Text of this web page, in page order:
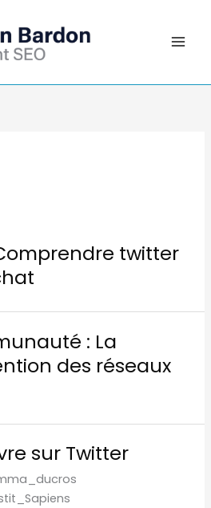
twitter
: La
des réseaux
sur Twitter